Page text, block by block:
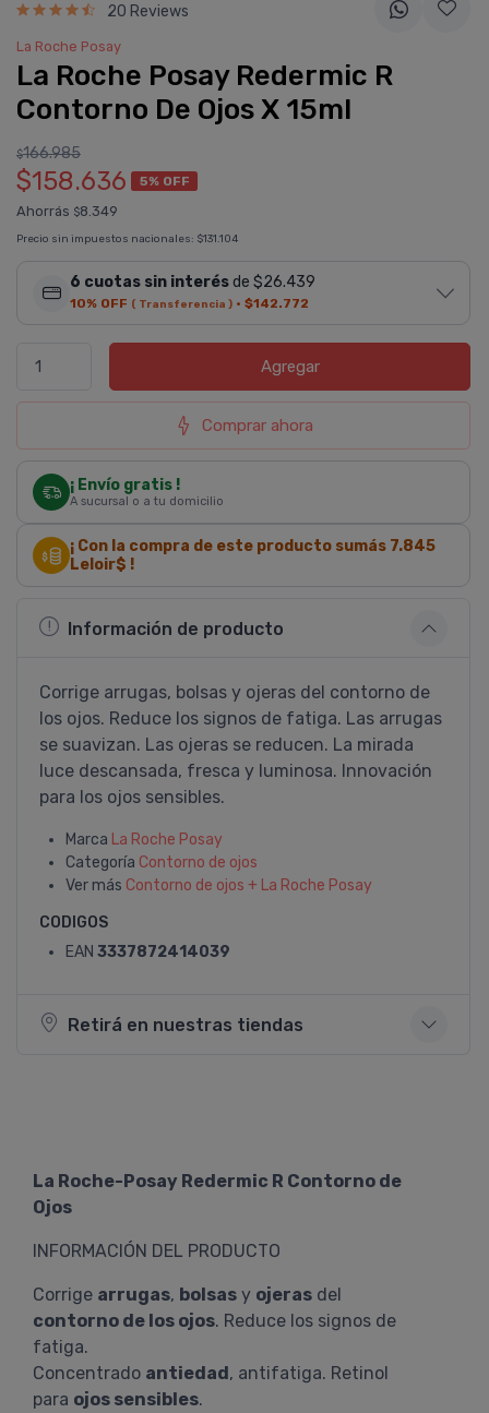
20 Reviews
La Roche Posay
La Roche Posay Redermic R
Contorno De Ojos X 15ml
$166.985
$158.636 5% OFF
Ahorrás $8.349
Precio sin impuestos nacionales: $131.104
6 cuotas sin interésde $26.439
10% OFF ( Transferencia ) · $142.772
Agregar
Comprar ahora
¡ Envío gratis !
A sucursal o a tu domicilio
¡ Con la compra de este producto sumás 7.845
Leloir$ !
Información de producto
Corrige arrugas, bolsas y ojeras del contorno de
los ojos. Reduce los signos de fatiga. Las arrugas
se suavizan. Las ojeras se reducen. La mirada
luce descansada, fresca y luminosa. Innovación
para los ojos sensibles.
Marca La Roche Posay
Categoría Contorno de ojos
Ver más Contorno de ojos + La Roche Posay
CODIGOS
EAN 3337872414039
Retirá en nuestras tiendas
La Roche-Posay Redermic R Contorno de
Ojos
INFORMACIÓN DEL PRODUCTO
Corrige arrugas, bolsas y ojeras del
contorno de los ojos. Reduce los signos de
fatiga.
Concentrado antiedad, antifatiga. Retinol
para ojos sensibles.